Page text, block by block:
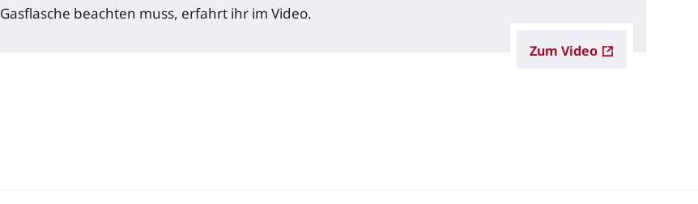
Gasflasche beachten muss, erfahrt ihr im Video.
Zum Video